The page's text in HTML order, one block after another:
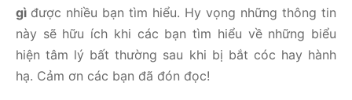
gì được nhiều bạn tìm hiểu. Hy vọng những thông tin
này sẽ hữu ích khi các bạn tìm hiểu về những biểu
hiện tâm lý bất thường sau khi bị bắt cóc hay hành
hạ. Cảm ơn các bạn đã đón đọc!